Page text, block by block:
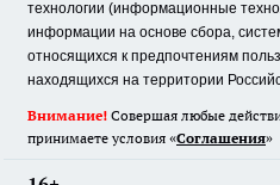
технологии (информационные
информации на основе сбора,
относящихся к предпочтениям
находящихся на территории
Внимание! Совершая любые
принимаете условия «Cоглашения»